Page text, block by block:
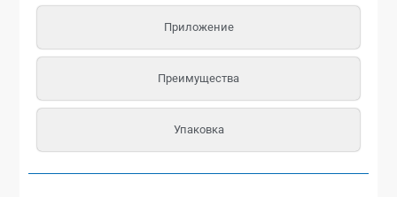
Приложение
Преимущества
Упаковка